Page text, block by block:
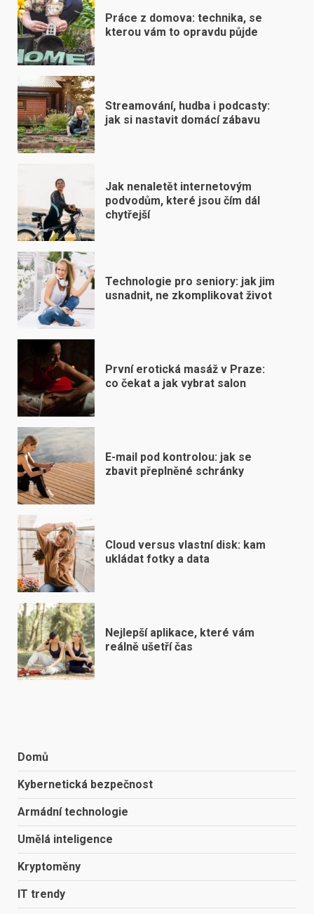
Práce z domova: technika, se
kterou vám to opravdu půjde
Streamování, hudba i podcasty:
jak si nastavit domácí zábavu
Jak nenaletět internetovým
podvodům, které jsou čím dál
chytřejší
Technologie pro seniory: jak jim
usnadnit, ne zkomplikovat život
První erotická masáž v Praze:
co čekat a jak vybrat salon
E-mail pod kontrolou: jak se
zbavit přeplněné schránky
Cloud versus vlastní disk: kam
ukládat fotky a data
Nejlepší aplikace, které vám
reálně ušetří čas
Domů
Kybernetická bezpečnost
Armádní technologie
Umělá inteligence
Kryptoměny
IT trendy